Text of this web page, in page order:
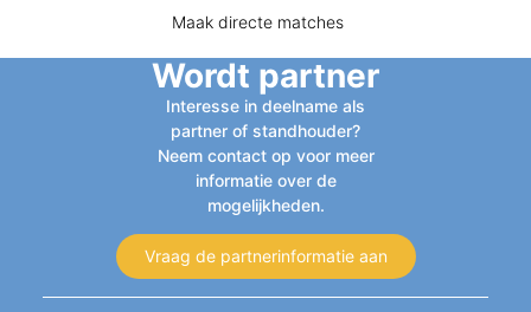
Maak directe matches
Wordt partner
Interesse in deelname als
partner of standhouder?
Neem contact op voor meer
informatie over de
mogelijkheden.
Vraag de partnerinformatie aan